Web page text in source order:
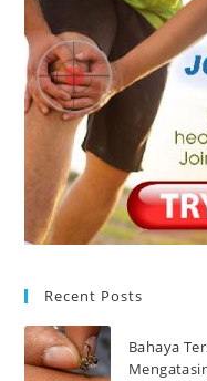
Recent Posts
Bahaya